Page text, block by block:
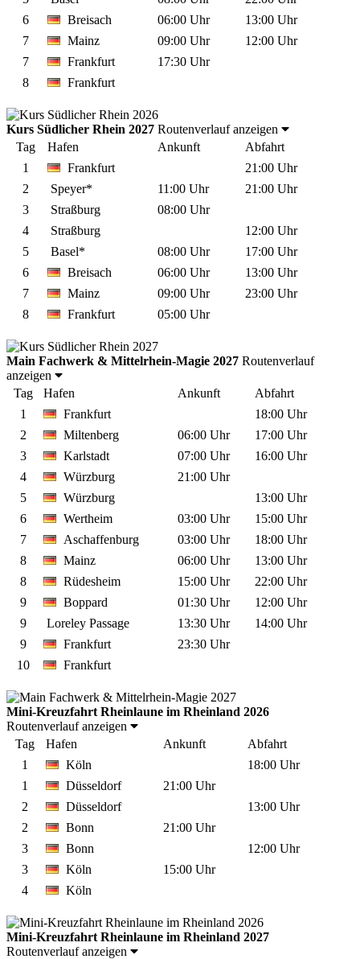
6
Breisach 06:00 Uhr
13:00 Uhr
7
Mainz 09:00 Uhr
12:00 Uhr
7
Frankfurt
17:30 Uhr
8
Frankfurt
Kurs Südlicher Rhein 2027 Routenverlauf anzeigen
Tag
Hafen Ankunft
Abfahrt
1
Frankfurt
21:00 Uhr
2
Speyer* 11:00 Uhr
21:00 Uhr
3
Straßburg
08:00 Uhr
4
Straßburg
12:00 Uhr
5
Basel* 08:00 Uhr
17:00 Uhr
6
Breisach 06:00 Uhr
13:00 Uhr
7
Mainz 09:00 Uhr
23:00 Uhr
8
Frankfurt 05:00 Uhr
Main Fachwerk & Mittelrhein-Magie 2027 Routenverlauf
anzeigen
Tag
Hafen Ankunft
Abfahrt
1
Frankfurt
18:00 Uhr
2
Miltenberg 06:00 Uhr
17:00 Uhr
3
Karlstadt 07:00 Uhr
16:00 Uhr
4
Würzburg
21:00 Uhr
5
Würzburg
13:00 Uhr
6
Wertheim 03:00 Uhr
15:00 Uhr
7
Aschaffenburg 03:00 Uhr
18:00 Uhr
8
Mainz 06:00 Uhr
13:00 Uhr
8
Rüdesheim 15:00 Uhr
22:00 Uhr
9
Boppard 01:30 Uhr
12:00 Uhr
9
Loreley Passage 13:30 Uhr
14:00 Uhr
9
Frankfurt
23:30 Uhr
10
Frankfurt
Mini-Kreuzfahrt Rheinlaune im Rheinland 2026
Routenverlauf anzeigen
Tag
Hafen Ankunft
Abfahrt
1
Köln
18:00 Uhr
1
Düsseldorf
21:00 Uhr
2
Düsseldorf
13:00 Uhr
2
Bonn
21:00 Uhr
3
Bonn
12:00 Uhr
3
Köln
15:00 Uhr
4
Köln
Mini-Kreuzfahrt Rheinlaune im Rheinland 2027
Routenverlauf anzeigen